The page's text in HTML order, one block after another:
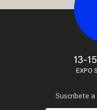
13-
EXPO
Suscríbete